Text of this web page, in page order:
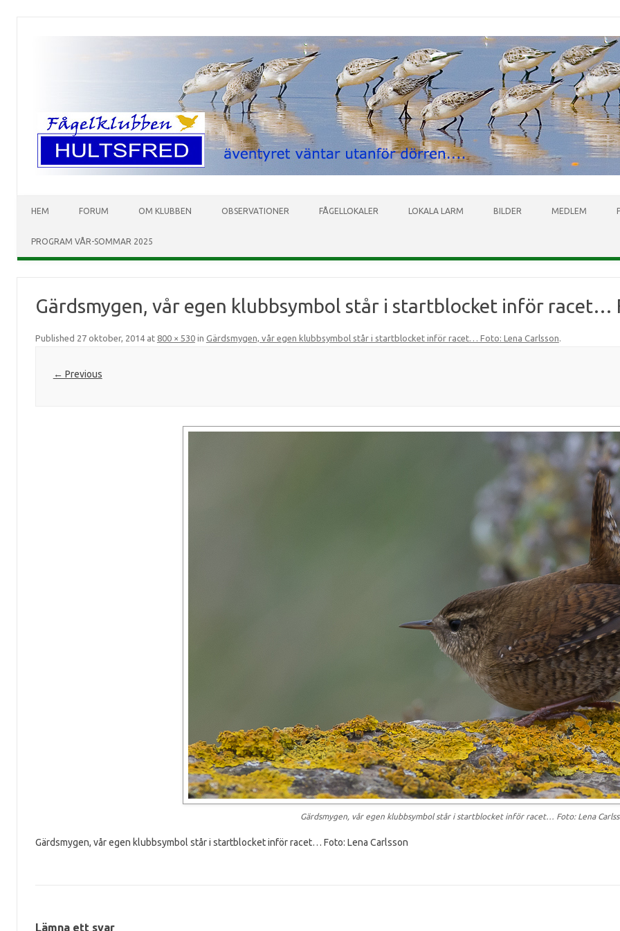
HEM FORUM OM KLUBBEN OBSERVATIONER FÅGELLOKALER LOKALA LARM BILDER MEDLEM
PROGRAM VÅR-SOMMAR 2025
Gärdsmygen, vår egen klubbsymbol står i startblocket inför racet…
Published 27 oktober, 2014at 800 × 530in Gärdsmygen, vår egen klubbsymbol står i startblocket inför racet… Foto: Lena Carlsson.
← Previous
Gärdsmygen, vår egen klubbsymbol står i startblocket inför racet… Foto: Lena
Gärdsmygen, vår egen klubbsymbol står i startblocket inför racet… Foto: Lena Carlsson
Lämna ett svar